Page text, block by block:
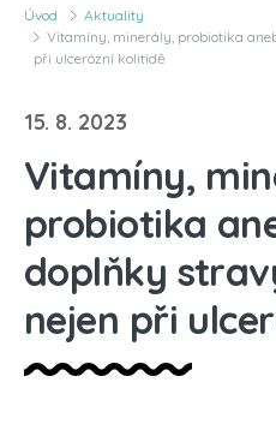
Úvod
Aktuality
Vitamíny, minerály, probiotika
při ulcerózní kolitidě
15. 8. 2023
Vitamíny,
probiotika
doplňky
nejen při